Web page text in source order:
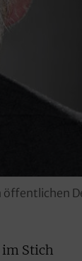
öffentlichen
Stich